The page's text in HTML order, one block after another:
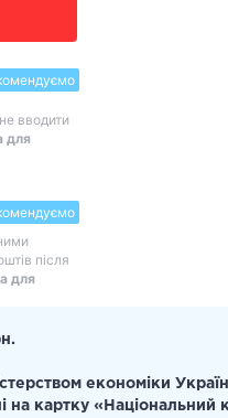
вводити
для
після
для
економіки
на картку «Національний